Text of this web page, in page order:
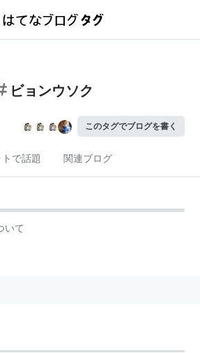
ビョンウソク
このタグでブログを書く
で話題 関連ブログ
いて